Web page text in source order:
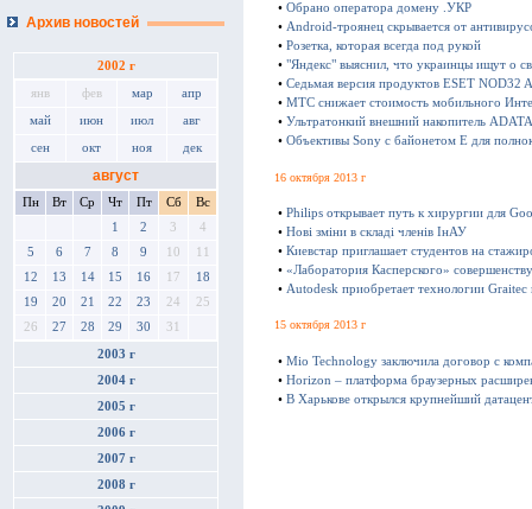
Архив новостей
2002 г
янв фев мар апр
май июн июл авг
сен окт ноя дек
август
Пн Вт Ср Чт Пт Сб
Вс
1
2 3
4
5
6 7 8 9 10
11
12
13 14 15 16 17
18
19
20 21 22 23 24
25
26
27 28 29 30 31
2003 г
2004 г
2005 г
2006 г
2007 г
2008 г
• Обрано оператора домену .УКР
• Android-троянец скрывается от
• Розетка, которая всегда под рукой
• "Яндекс" выяснил, что украинцы ищут о
• Седьмая версия продуктов ESET NOD32
• МТС снижает стоимость мобильного
• Ультратонкий внешний накопитель
• Объективы Sony с байонетом E для
16 октября 2013 г
• Philips открывает путь к хирургии для
• Нові зміни в складі членів ІнАУ
• Киевстар приглашает студентов на
• «Лаборатория Касперского»
• Autodesk приобретает технологии
15 октября 2013 г
• Mio Technology заключила договор с
• Horizon – платформа браузерных
• В Харькове открылся крупнейший